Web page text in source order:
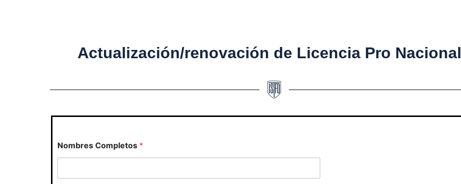
Actualización/renovación de Licencia Pro Nacional
Nombres Completos *